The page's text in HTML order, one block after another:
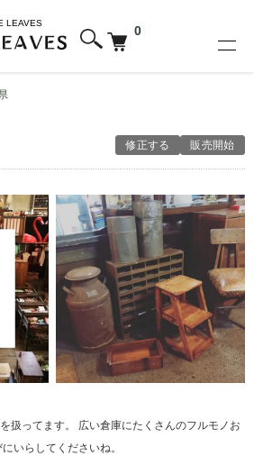
LEAVES
0
修正する 販売開始
扱ってます。 広い倉庫にたくさんのフルモノお
いらしてくださいね。